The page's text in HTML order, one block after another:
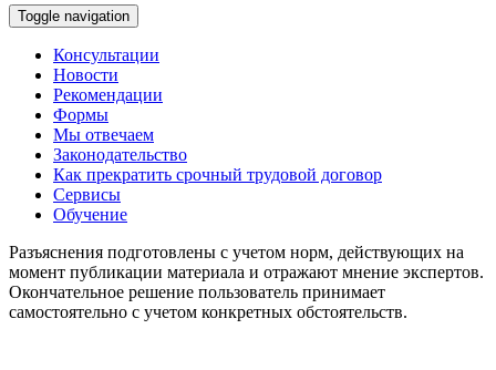
Toggle navigation
Консультации
Новости
Рекомендации
Формы
Мы отвечаем
Законодательство
Как прекратить срочный трудовой договор
Сервисы
Обучение
Разъяснения подготовлены с учетом норм, действующих на
момент публикации материала и отражают мнение экспертов.
Окончательное решение пользователь принимает
самостоятельно с учетом конкретных обстоятельств.